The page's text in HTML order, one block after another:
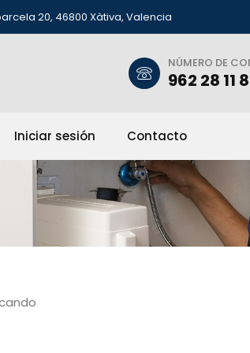
20, 46800 Xàtiva, Valencia
NÚMERO DE
962 28 11
Iniciar sesión Contacto